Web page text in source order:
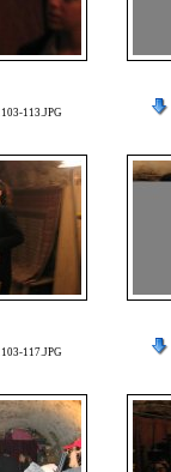
113.JPG
117.JPG